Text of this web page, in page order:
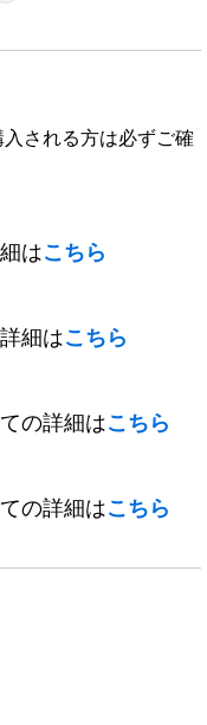
される方は必ずご確
はこちら
細はこちら
の詳細はこちら
の詳細はこちら